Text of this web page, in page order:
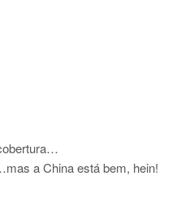
a China está bem, hein!